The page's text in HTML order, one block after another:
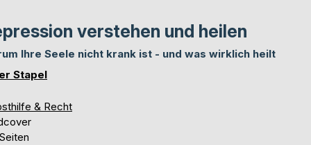
verstehen und heilen
Ihre Seele nicht krank ist - und was wirklich heilt
Stapel
& Recht